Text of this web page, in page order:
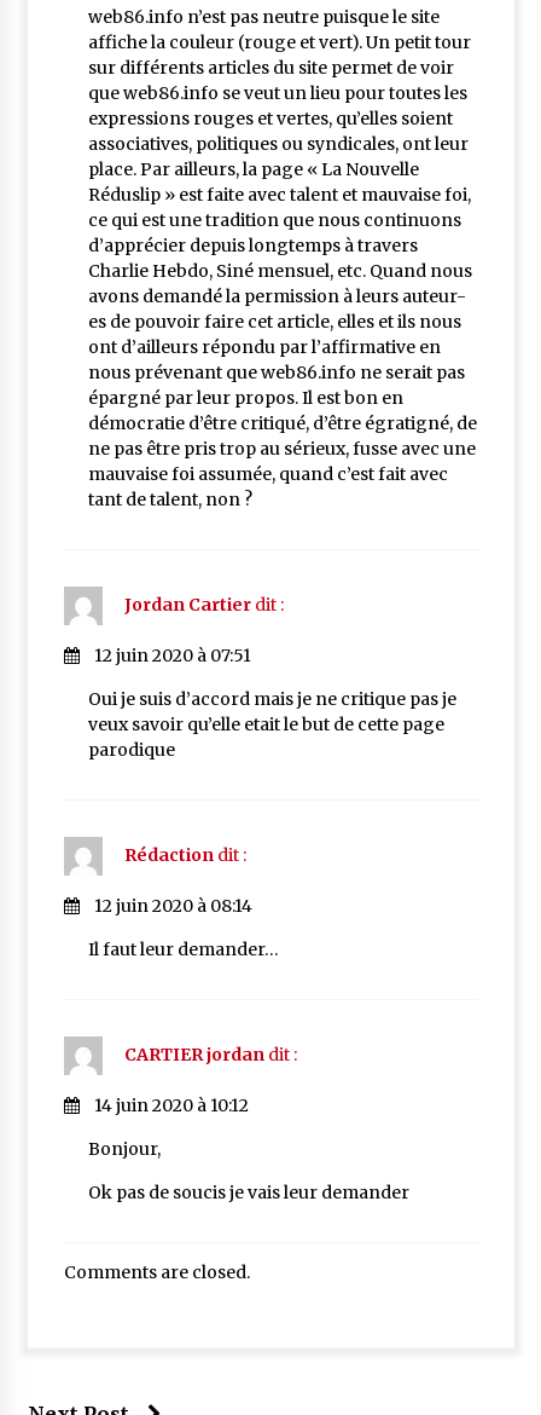
web86.info n’est pas neutre puisque le site
affiche la couleur (rouge et vert). Un petit tour
sur différents articles du site permet de voir
que web86.info se veut un lieu pour toutes les
expressions rouges et vertes, qu’elles soient
associatives, politiques ou syndicales, ont leur
place. Par ailleurs, la page « La Nouvelle
Réduslip » est faite avec talent et mauvaise foi,
ce qui est une tradition que nous continuons
d’apprécier depuis longtemps à travers
Charlie Hebdo, Siné mensuel, etc. Quand nous
avons demandé la permission à leurs auteur-
es de pouvoir faire cet article, elles et ils nous
ont d’ailleurs répondu par l’affirmative en
nous prévenant que web86.info ne serait pas
épargné par leur propos. Il est bon en
démocratie d’être critiqué, d’être égratigné, de
ne pas être pris trop au sérieux, fusse avec une
mauvaise foi assumée, quand c’est fait avec
tant de talent, non ?
Jordan Cartier dit :
12 juin 2020 à 07:51
Oui je suis d’accord mais je ne critique pas je
veux savoir qu’elle etait le but de cette page
parodique
Rédaction dit :
12 juin 2020 à 08:14
Il faut leur demander…
CARTIER jordan dit :
14 juin 2020 à 10:12
Bonjour,
Ok pas de soucis je vais leur demander
Comments are closed.